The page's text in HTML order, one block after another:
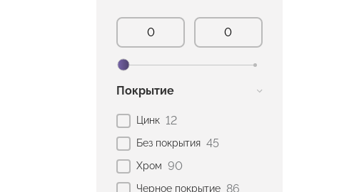
Покрытие
Цинк 12
Без покрытия 45
Хром 90
Черное покрытие 86